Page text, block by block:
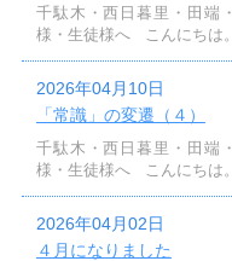
ご利用案内
お問い合わせ
千駄木・西日暮里・田端
様・生徒様へ こんにちは
2026年04月10日
「常識」の変遷（４）
千駄木・西日暮里・田端
様・生徒様へ こんにちは
2026年04月02日
４月になりました